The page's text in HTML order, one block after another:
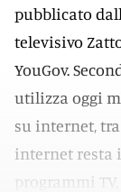
pubblicato
televisivo
YouGov.
utilizza oggi
su internet,
internet resta
programmi